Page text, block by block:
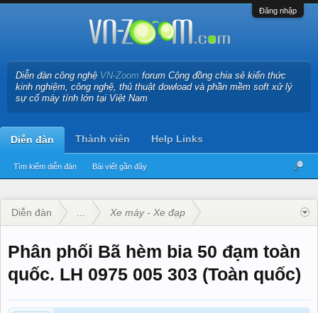
Đăng nhập
Diễn đàn công nghệ VN-Zoom forum Cộng đồng chia sẻ kiến thức
kinh nghiệm, công nghệ, thủ thuật dowload và phần mềm soft xử lý
sự cố máy tính lớn tại Việt Nam
Diễn đàn
Tìm kiếm diễn đàn Bài viết gần đây
Thành viên Help Links
Diễn đàn Xe máy - Xe đạp
Phân phối Bã hèm bia 50 đạm toàn
quốc. LH 0975 005 303 (Toàn quốc)